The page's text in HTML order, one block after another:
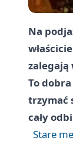
Na
zalegają
To
trzymać
cały
Stare